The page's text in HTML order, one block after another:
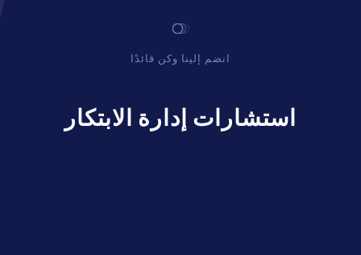
انضم إلينا وكن قائدًا
استشارات إدارة الابتكار